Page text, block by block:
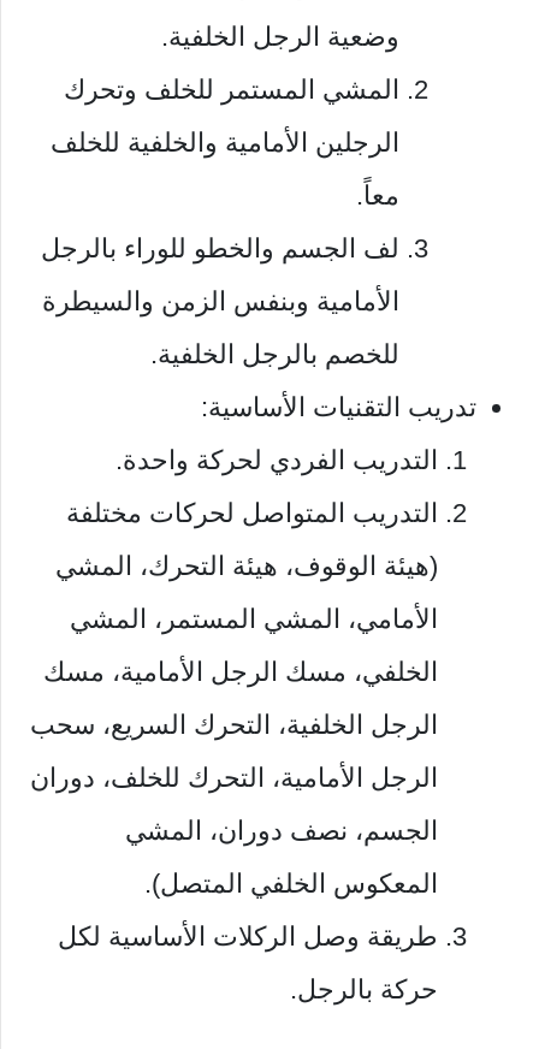
وضعية الرجل الخلفية.
المشي المستمر للخلف وتحرك
الرجلين الأمامية والخلفية للخلف
معاً.
لف الجسم والخطو للوراء بالرجل
الأمامية وبنفس الزمن والسيطرة
للخصم بالرجل الخلفية.
تدريب التقنيات الأساسية:
التدريب الفردي لحركة واحدة.
التدريب المتواصل لحركات مختلفة
(هيئة الوقوف، هيئة التحرك، المشي
الأمامي، المشي المستمر، المشي
الخلفي، مسك الرجل الأمامية، مسك
الرجل الخلفية، التحرك السريع، سحب
الرجل الأمامية، التحرك للخلف، دوران
الجسم، نصف دوران، المشي
المعكوس الخلفي المتصل).
طريقة وصل الركلات الأساسية لكل
حركة بالرجل.